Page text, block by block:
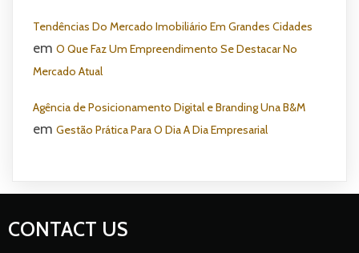
Tendências Do Mercado Imobiliário Em Grandes Cidades
em O Que Faz Um Empreendimento Se Destacar No
Mercado Atual
Agência de Posicionamento Digital e Branding Una B&M
em Gestão Prática Para O Dia A Dia Empresarial
CONTACT US